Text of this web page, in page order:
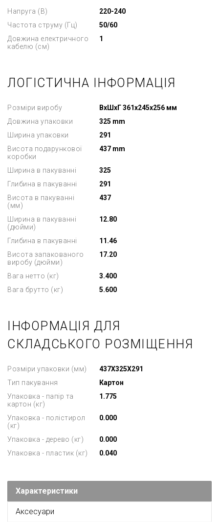
Напруга (В)
220-240
Частота струму (Гц)
50/60
Довжина електричного
кабелю (см)
1
ЛОГІСТИЧНА ІНФОРМАЦІЯ
Розміри виробу
ВxШxГ 361x245x256 мм
Довжина упаковки
325 mm
Ширина упаковки
291
Висота подарункової
коробки
437 mm
Ширина в пакуванні
325
Глибина в пакуванні
291
Висота в пакуванні
(мм)
437
Ширина в пакуванні
(дюйми)
12.80
Глибина в пакуванні
11.46
Висота запакованого
виробу (дюйми)
17.20
Вага нетто (кг)
3.400
Вага брутто (кг)
5.600
ІНФОРМАЦІЯ ДЛЯ
СКЛАДСЬКОГО РОЗМІЩЕННЯ
Розміри упаковки (мм)
437X325X291
Тип пакування
Картон
Упаковка - папір та
картон (кг)
1.775
Упаковка - полістирол
(кг)
0.000
Упаковка - дерево (кг)
0.000
Упаковка - пластик (кг)
0.040
Характеристики
Аксесуари